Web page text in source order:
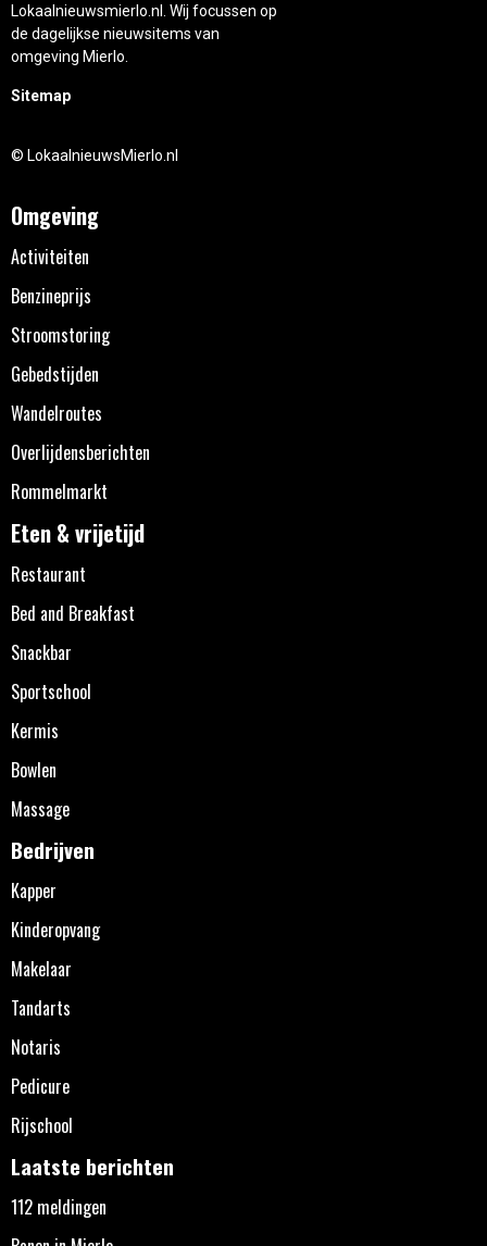
Lokaalnieuwsmierlo.nl. Wij focussen op
de dagelijkse nieuwsitems van
omgeving Mierlo.
Sitemap
© LokaalnieuwsMierlo.nl
Omgeving
Activiteiten
Benzineprijs
Stroomstoring
Gebedstijden
Wandelroutes
Overlijdensberichten
Rommelmarkt
Eten & vrijetijd
Restaurant
Bed and Breakfast
Snackbar
Sportschool
Kermis
Bowlen
Massage
Bedrijven
Kapper
Kinderopvang
Makelaar
Tandarts
Notaris
Pedicure
Rijschool
Laatste berichten
112 meldingen